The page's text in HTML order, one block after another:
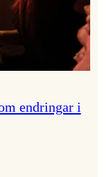
endringar i